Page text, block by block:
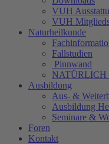
VUH
VUH
Naturheilkunde
Fallstudien
Pinnwand
NATÜRLICH
Ausbildung
Aus- &
Ausbildung
Seminare &
Foren
Kontakt